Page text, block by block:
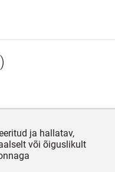
ja hallatav,
või õiguslikult